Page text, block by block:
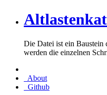
Die Datei ist ein Baustein
werden die einzelnen
About
Github